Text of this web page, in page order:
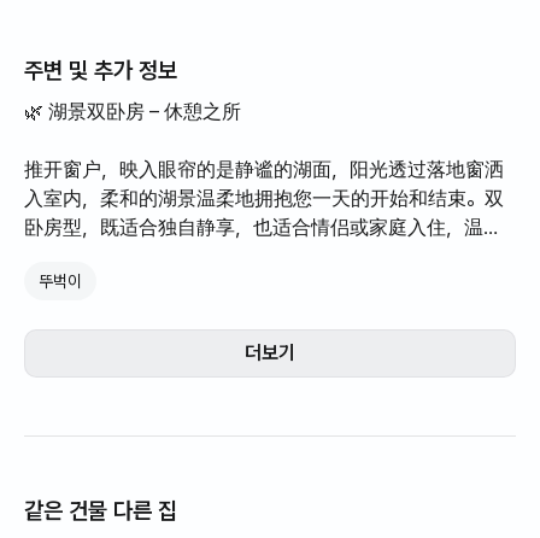
주변 및 추가 정보
🌿 湖景双卧房 – 休憩之所
推开窗户，映入眼帘的是静谧的湖面，阳光透过落地窗洒
入室内，柔和的湖景温柔地拥抱您一天的开始和结束。双
卧房型，既适合独自静享，也适合情侣或家庭入住，温馨
毗邻湖滨公园步道，步行仅需1分钟，这处宁静温馨的优质
- 日山湖滨公园
뚜벅이
더보기
같은 건물 다른 집